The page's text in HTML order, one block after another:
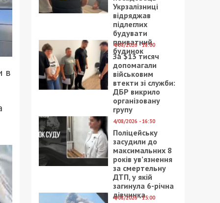
в
Укрзалізниці
відряджав
підлеглих
будувати
приватний
будинок
4/08/2026 - 18:00
За $13 тисяч
допомагали
військовим
втекти зі служби:
ДБР викрило
організовану
групу
4/08/2026 - 16:30
Поліцейську
засудили до
максимальних 8
років ув’язнення
за смертельну
ДТП, у якій
загинула 6-річна
дівчинка
4/08/2026 - 15:00